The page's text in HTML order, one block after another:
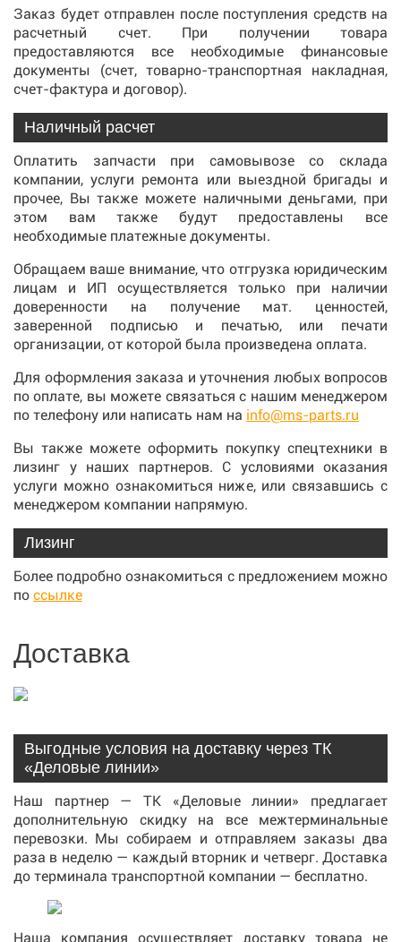
Заказ будет отправлен после поступления средств на
расчетный счет. При получении товара
предоставляются все необходимые финансовые
документы (счет, товарно-транспортная накладная,
счет-фактура и договор).
Наличный расчет
Оплатить запчасти при самовывозе со склада
компании, услуги ремонта или выездной бригады и
прочее, Вы также можете наличными деньгами, при
этом вам также будут предоставлены все
необходимые платежные документы.
Обращаем ваше внимание, что отгрузка юридическим
лицам и ИП осуществляется только при наличии
доверенности на получение мат. ценностей,
заверенной подписью и печатью, или печати
организации, от которой была произведена оплата.
Для оформления заказа и уточнения любых вопросов
по оплате, вы можете связаться с нашим менеджером
по телефону или написать нам на info@ms-parts.ru
Вы также можете оформить покупку спецтехники в
лизинг у наших партнеров. С условиями оказания
услуги можно ознакомиться ниже, или связавшись с
менеджером компании напрямую.
Лизинг
Более подробно ознакомиться с предложением можно
по ссылке
Доставка
Выгодные условия на доставку через ТК
«Деловые линии»
Наш партнер — ТК «Деловые линии» предлагает
дополнительную скидку на все межтерминальные
перевозки. Мы собираем и отправляем заказы два
раза в неделю — каждый вторник и четверг. Доставка
до терминала транспортной компании — бесплатно.
Наша компания осуществляет доставку товара не